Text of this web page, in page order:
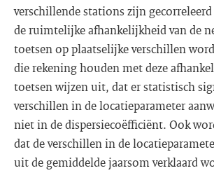
verschillende stations zijn gecorreleerd
de ruimtelijke afhankelijkheid van de
toetsen op plaatselijke verschillen
die rekening houden met deze
toetsen wijzen uit, dat er statistisch
verschillen in de locatieparameter
niet in de dispersiecoëfficiënt. Ook
dat de verschillen in de
uit de gemiddelde jaarsom verklaard